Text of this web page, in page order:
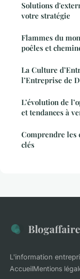
Solutions
votre stratégie
Flammes du
poêles et
La Culture
l’Entreprise de
L’évolution de
et tendances à
Comprendre les
clés
L'information
AccueilMentions